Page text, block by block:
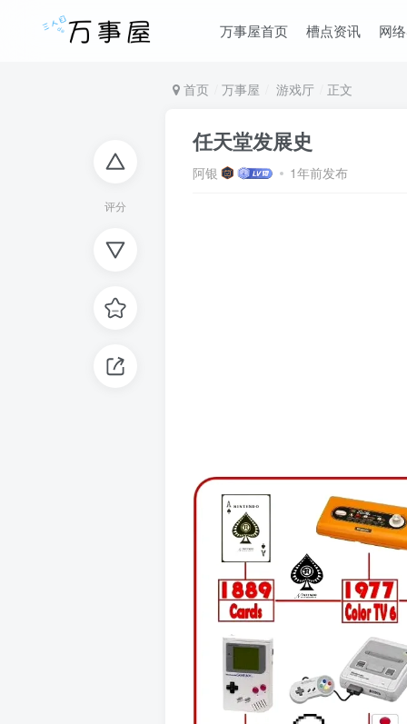
万事屋首页 槽点资讯 网
评分
首页 万事屋 游戏厅 正文
任天堂发展史
阿银 1年前发布